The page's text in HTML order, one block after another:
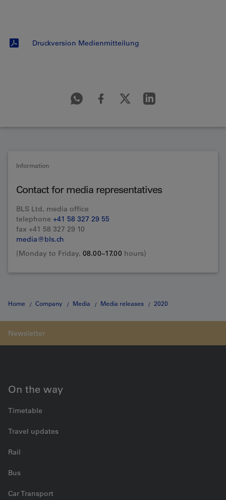
Druckversion Medienmitteilung
Information
Contact for media representatives
BLS Ltd, media office
telephone +41 58 327 29 55
fax +41 58 327 29 10
media@bls.ch
(Monday to Friday, 08.00–17.00 hours)
Home Company Media Media releases 2020
On the way
Timetable
Travel updates
Rail
Bus
Car Transport